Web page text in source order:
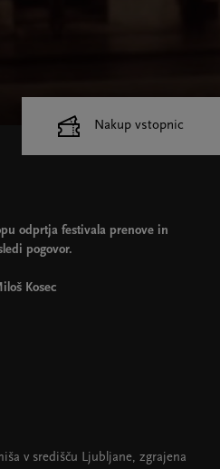
odprtja festivala prenove in
pogovor.
Kosec
v središču Ljubljane, zgrajena
Nakup vstopnic